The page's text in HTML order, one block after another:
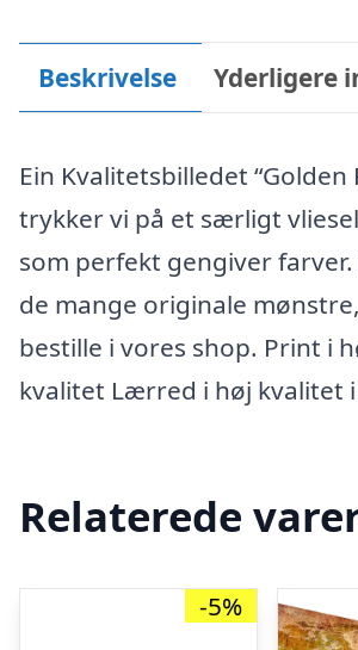
Beskrivelse Yderligere
Ein Kvalitetsbilledet “Golden
trykker vi på et særligt
som perfekt gengiver
de mange originale
bestille i vores shop. Print i
kvalitet Lærred i høj kvalitet
Relaterede
-5%